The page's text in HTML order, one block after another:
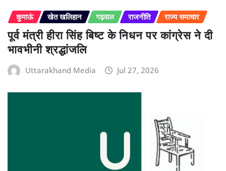
कुमाऊं खेत खलिहान गढ़वाल राजनीति राज्य समाचार
पूर्व मंत्री हीरा सिंह बिष्ट के निधन पर कांग्रेस ने दी
भावभीनी श्रद्धांजलि
Uttarakhand Media Jul 27, 2026